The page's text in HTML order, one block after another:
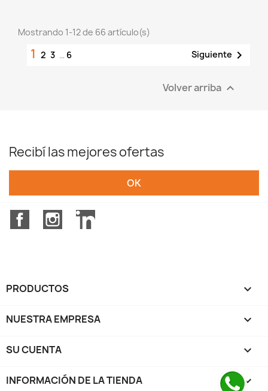
Mostrando 1-12 de 66 artículo(s)
1 2 3 … 6 Siguiente 
Volver arriba 
Recibí las mejores ofertas
FacebookInstagramLinkedIn
PRODUCTOS 
NUESTRA EMPRESA 
SU CUENTA 
INFORMACIÓN DE LA TIENDA keyboard_arrow_down